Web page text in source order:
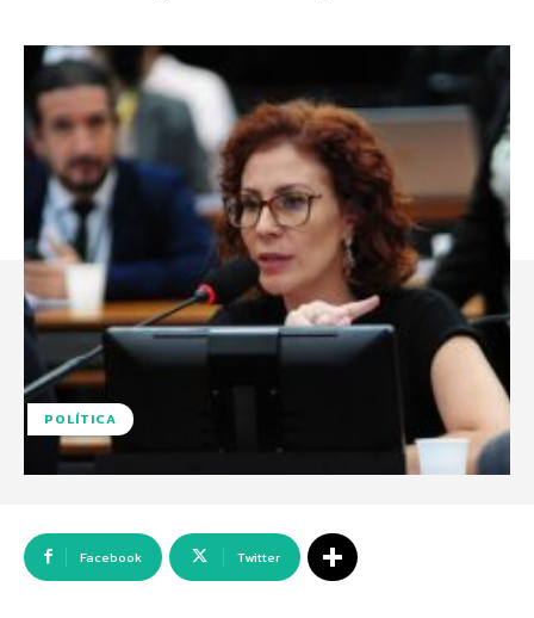
POLÍTICA
Facebook Twitter